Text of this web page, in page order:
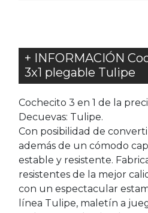
+ INFORMACIÓN
3x1 plegable Tulipe
Cochecito 3 en 1 de la
Decuevas: Tulipe.
Con posibilidad de
además de un cómodo
estable y resistente.
resistentes de la mejor
con un espectacular
línea Tulipe, maletín a